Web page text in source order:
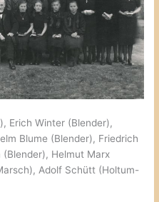
Erich Winter (Blender),
Blume (Blender), Friedrich
Helmut Marx
Adolf Schütt (Holtum-